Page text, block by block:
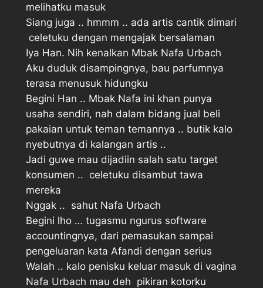
melihatku masuk
Siang juga .. hmmm .. ada artis cantik dimari
 celetuku dengan mengajak bersalaman
Iya Han. Nih kenalkan Mbak Nafa Urbach 
Aku duduk disampingnya, bau parfumnya
terasa menusuk hidungku
Begini Han .. Mbak Nafa ini khan punya
usaha sendiri, nah dalam bidang jual beli
pakaian untuk teman temannya .. butik kalo
nyebutnya di kalangan artis .. 
Jadi guwe mau dijadiin salah satu target
konsumen ..  celetuku disambut tawa
mereka
Nggak ..  sahut Nafa Urbach
Begini lho … tugasmu ngurus software
accountingnya, dari pemasukan sampai
pengeluaran kata Afandi dengan serius
Walah .. kalo penisku keluar masuk di vagina
Nafa Urbach mau deh  pikiran kotorku